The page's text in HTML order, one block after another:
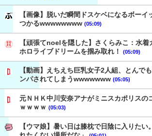
【画像】脱いだ瞬間ドスケベになるボーイ
つかるwwwwwwww (05:09)
【頑張てnoelを隠した】さくらみこ：水着
ホロライブドリームを掴み取れ！
(05:09)
【動画】えちえち巨乳女子2人組、とんで
ンパされてしまうwwwwwww (05:05)
元ＮＨＫ中川安奈アナがミニスカポリスの
ｗｗｗｗ (05:03)
【ウマ娘】暑い日は膝枕で日陰に入りた